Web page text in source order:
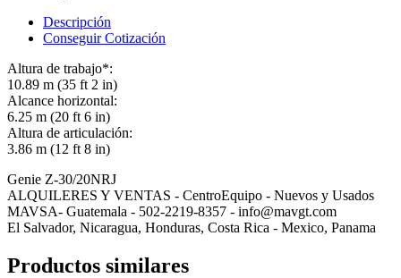
Descripción
Conseguir Cotización
Altura de trabajo*:
10.89 m (35 ft 2 in)
Alcance horizontal:
6.25 m (20 ft 6 in)
Altura de articulación:
3.86 m (12 ft 8 in)
Genie Z-30/20NRJ
ALQUILERES Y VENTAS - CentroEquipo - Nuevos y Usados
MAVSA- Guatemala - 502-2219-8357 - info@mavgt.com
El Salvador, Nicaragua, Honduras, Costa Rica - Mexico, Panama
Productos similares